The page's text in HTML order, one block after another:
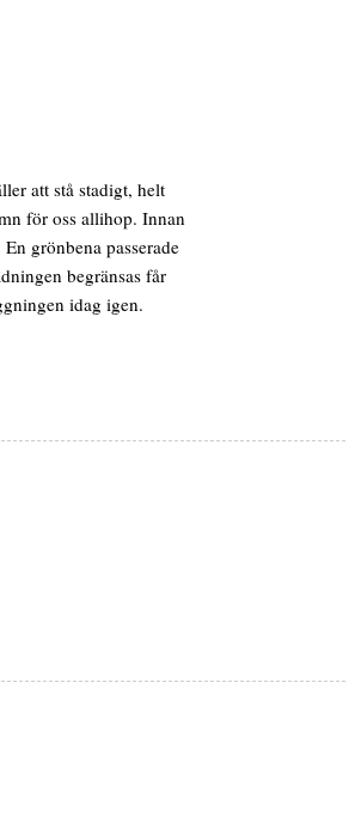
att stå stadigt, helt
för oss allihop. Innan
grönbena passerade
begränsas får
idag igen.